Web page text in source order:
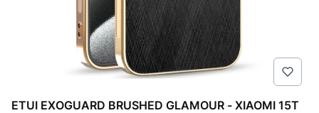
ETUI EXOGUARD BRUSHED GLAMOUR - XIAOMI 15T